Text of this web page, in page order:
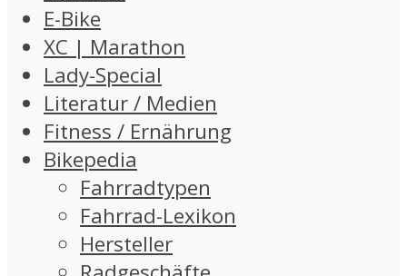
E-Bike
XC | Marathon
Lady-Special
Literatur / Medien
Fitness / Ernährung
Bikepedia
Fahrradtypen
Fahrrad-Lexikon
Hersteller